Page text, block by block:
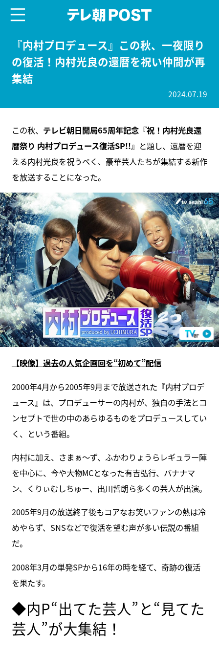
『内村プロデュース』この秋、一夜限り
の復活！内村光良の還暦を祝い仲間が再
集結
2024.07.19
この秋、 テレビ朝日開局65周年記念『祝！内村光良還
暦祭り 内村プロデュース復活SP!!』 と題し、還暦を迎
える内村光良を祝うべく、豪華芸人たちが集結する新作
を放送することになった。
【映像】過去の人気企画回を“初めて”配信
2000年4月から2005年9月まで放送された『内村プロデ
ュース』は、プロデューサーの内村が、独自の手法とコ
ンセプトで世の中のあらゆるものをプロデュースしてい
く、という番組。
内村に加え、さまぁ～ず、ふかわりょうらレギュラー陣
を中心に、今や大物MCとなった有吉弘行、バナナマ
ン、くりぃむしちゅー、出川哲朗ら多くの芸人が出演。
2005年9月の放送終了後もコアなお笑いファンの熱は冷
めやらず、SNSなどで復活を望む声が多い伝説の番組
だ。
2008年3月の単発SPから16年の時を経て、奇跡の復活
を果たす。
◆内P“出てた芸人”と“見てた
芸人”が大集結！